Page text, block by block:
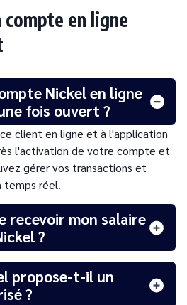
en ligne
Nickel en ligne
fois ouvert ?
client en ligne et à l'application
l'activation de votre compte et
gérer vos transactions et
temps réel.
recevoir mon salaire
?
propose-t-il un
?